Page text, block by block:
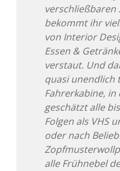
verschließbaren
bekommt ihr
von Interior
Essen &
verstaut. Und
quasi unendlich
Fahrerkabine,
geschätzt alle
Folgen als VHS
oder nach
alle Frühnebel